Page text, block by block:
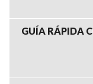
GUÍA RÁPIDA